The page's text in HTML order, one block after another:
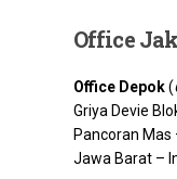
Office
Office Depok(
Griya Devie
Pancoran Mas
Jawa Barat –